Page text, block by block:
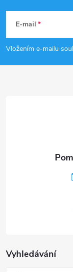
p
a
E-mail
Vložením e-mailu
Vyhledávání